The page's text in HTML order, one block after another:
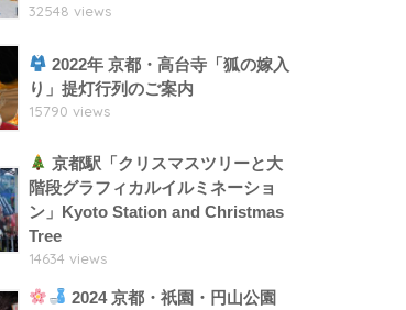
32548 views
2022年 京都・高台寺「狐の嫁入
り」提灯行列のご案内
15790 views
京都駅「クリスマスツリーと大
階段グラフィカルイルミネーショ
ン」Kyoto Station and Christmas
Tree
14634 views
2024 京都・祇園・円山公園